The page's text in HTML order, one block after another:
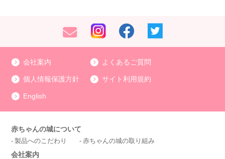
会社案内 よくあるご質問
個人情報保護方針 サイト利用規約
English
赤ちゃんの城について
製品へのこだわり 赤ちゃんの城の取り組み
会社案内